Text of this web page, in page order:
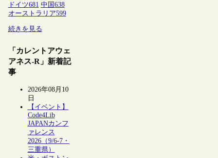
ドイツ681 中国 638
オーストラリア599
続きを見る
「カレントアウェ
アネス-R」新着記
事
2026年08月10
日
【イベント】
Code4Lib
JAPANカンフ
ァレンス
2026（9/6-7・
三重県）